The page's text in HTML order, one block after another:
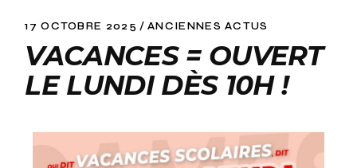
17 OCTOBRE 2025 ANCIENNES ACTUS
VACANCES = OUVERT
LE LUNDI DÈS 10H !